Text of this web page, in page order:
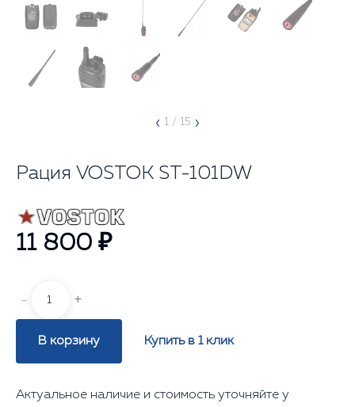
‹ 1 / 15 ›
Рация VOSTOK ST-101DW
11 800 ₽
- +
В корзину Купить в 1 клик
Актуальное наличие и стоимость уточняйте у